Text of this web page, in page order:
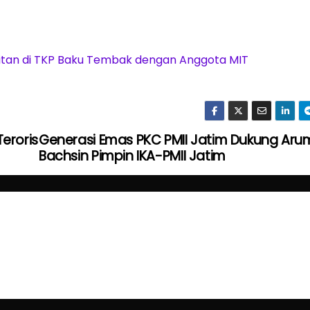
di TKP Baku Tembak dengan Anggota MIT
Generasi Emas PKC PMII Jatim Dukung
Bachsin Pimpin IKA-PMII Jatim